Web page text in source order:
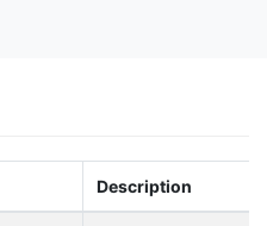
Description